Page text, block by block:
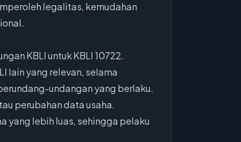
legalitas, kemudahan
KBLI untuk KBLI 10722.
lain yang relevan, selama
undangan yang berlaku.
perubahan data usaha.
yang lebih luas, sehingga pelaku